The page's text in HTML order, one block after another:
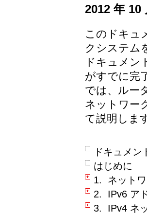
2012 年 10
このドキュ
クシステム
ドキュメン
がすでに完
では、ルー
ネットワー
て説明しま
ドキュメン
はじめに
1. ネット
2. IPv6 ア
3. IPv4 ネ